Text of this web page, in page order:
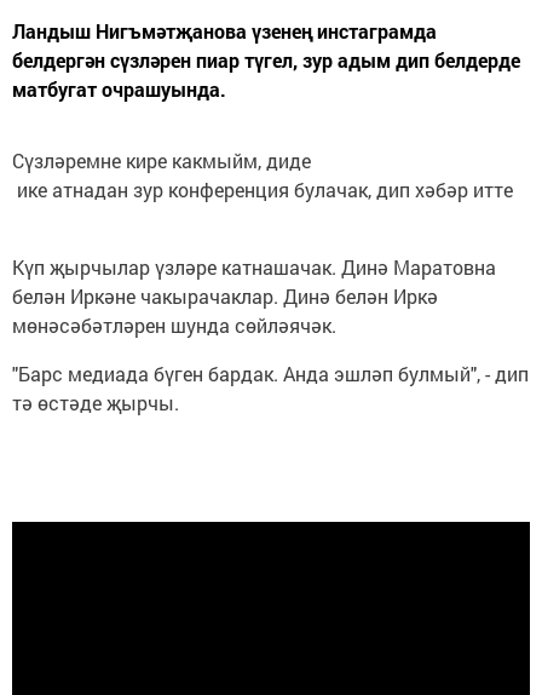
Ландыш Нигъмәтҗанова үзенең инстаграмда
белдергән сүзләрен пиар түгел, зур адым дип белдерде
матбугат очрашуында.
Сүзләремне кире какмыйм, диде
ике атнадан зур конференция булачак, дип хәбәр итте
Күп җырчылар үзләре катнашачак. Динә Маратовна
белән Иркәне чакырачаклар. Динә белән Иркә
мөнәсәбәтләрен шунда сөйләячәк.
"Барс медиада бүген бардак. Анда эшләп булмый", - дип
тә өстәде җырчы.